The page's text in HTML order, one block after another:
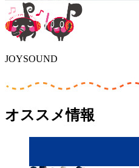
JOYSOUND
オススメ情報